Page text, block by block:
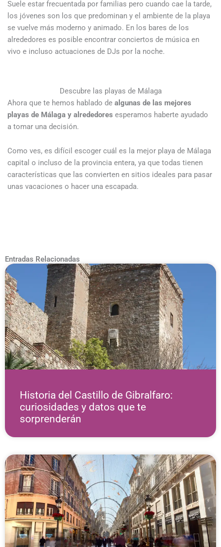
Suele estar frecuentada por familias pero cuando cae la tarde,
los jóvenes son los que predominan y el ambiente de la playa
se vuelve más moderno y animado. En los bares de los
alrededores es posible encontrar conciertos de música en
vivo e incluso actuaciones de DJs por la noche.
Descubre las playas de Málaga
Ahora que te hemos hablado de algunas de las mejores
playas de Málaga y alrededores esperamos haberte ayudado
a tomar una decisión.
Como ves, es difícil escoger cuál es la mejor playa de Málaga
capital o incluso de la provincia entera, ya que todas tienen
características que las convierten en sitios ideales para pasar
unas vacaciones o hacer una escapada.
Entradas Relacionadas
Historia del Castillo de Gibralfaro:
curiosidades y datos que te
sorprenderán